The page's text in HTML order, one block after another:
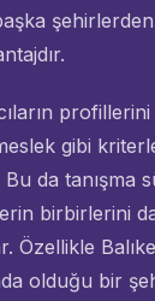
gibi
da tanışma
birbirlerini
Özellikle
olduğu bir